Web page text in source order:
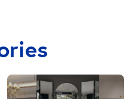
เลไหนบ้างที่ไป
คาประหยัดที่สุด